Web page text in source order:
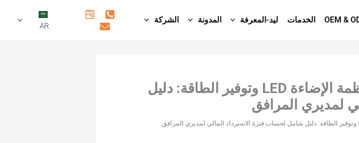
OEM & الخدمات ليد-المعرفة المدونة الشركة
AR
العائد على الاستثمار في تحديث أنظمة الإضاءة LED وتوفير الطاقة: دليل
لمديري المرافق